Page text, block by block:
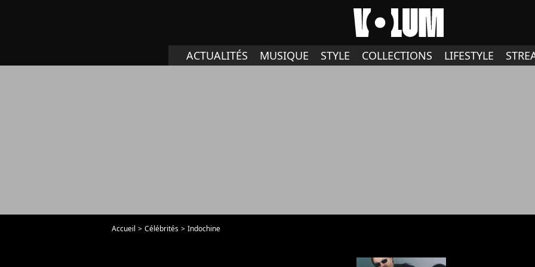
ACTUALITÉS MUSIQUE STYLE COLLECTIONS LIFESTYLE
Accueil Célébrités Indochine